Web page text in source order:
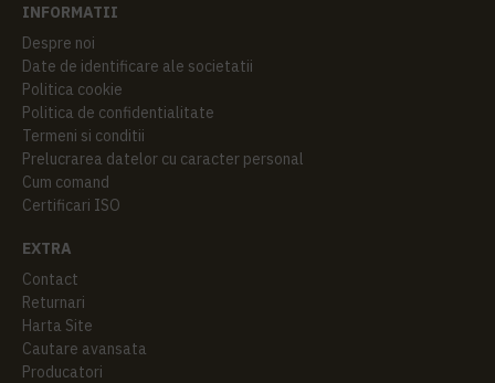
INFORMATII
Despre noi
Date de identificare ale societatii
Politica cookie
Politica de confidentialitate
Termeni si conditii
Prelucrarea datelor cu caracter personal
Cum comand
Certificari ISO
EXTRA
Contact
Returnari
Harta Site
Cautare avansata
Producatori